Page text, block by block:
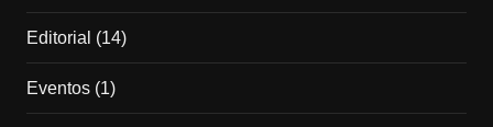
Editorial (14)
Eventos(1)